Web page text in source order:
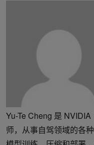
Yu-Te Cheng 是
师，从事自驾领域的各